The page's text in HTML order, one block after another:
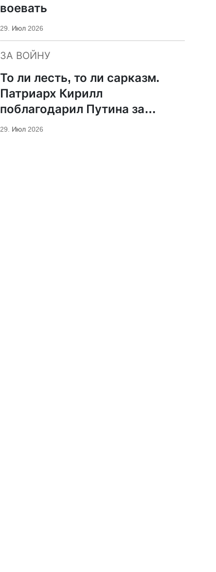
воевать
29. Июл 2026
ЗА ВОЙНУ
То ли лесть, то ли сарказм.
Патриарх Кирилл
поблагодарил Путина за
защиту суверенитета и
29. Июл 2026